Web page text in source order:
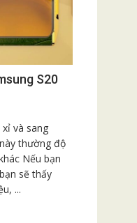
S20
xỉ và sang
thường độ
Nếu bạn
sẽ thấy
...